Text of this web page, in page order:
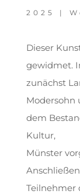
2025 |
Dieser
gewidmet.
zunächst
Modersohn
dem
Kultur,
Münster
Teilnehmer